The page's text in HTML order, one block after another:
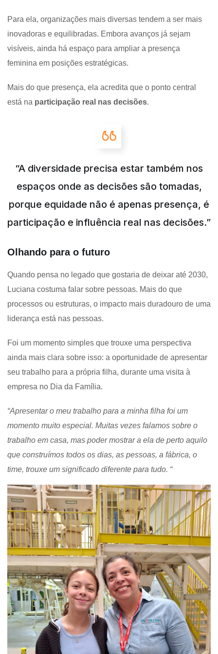
Para ela, organizações mais diversas tendem a ser mais
inovadoras e equilibradas. Embora avanços já sejam
visíveis, ainda há espaço para ampliar a presença
feminina em posições estratégicas.
Mais do que presença, ela acredita que o ponto central
está na participação real nas decisões.
“A diversidade precisa estar também nos
espaços onde as decisões são tomadas,
porque equidade não é apenas presença, é
participação e influência real nas decisões.”
Olhando para o futuro
Quando pensa no legado que gostaria de deixar até 2030,
Luciana costuma falar sobre pessoas. Mais do que
processos ou estruturas, o impacto mais duradouro de uma
liderança está nas pessoas.
Foi um momento simples que trouxe uma perspectiva
ainda mais clara sobre isso: a oportunidade de apresentar
seu trabalho para a própria filha, durante uma visita à
empresa no Dia da Família.
“Apresentar o meu trabalho para a minha filha foi um
momento muito especial. Muitas vezes falamos sobre o
trabalho em casa, mas poder mostrar a ela de perto aquilo
que construímos todos os dias, as pessoas, a fábrica, o
time, trouxe um significado diferente para tudo. “